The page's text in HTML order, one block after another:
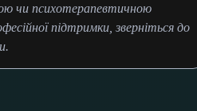
чи психотерапевтичною
підтримки, зверніться до